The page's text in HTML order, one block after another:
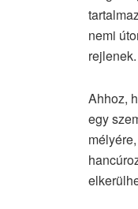
nemi
Ahhoz,
egy